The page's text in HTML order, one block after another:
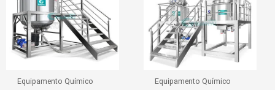
Equipamento Químico Equipamento Químico